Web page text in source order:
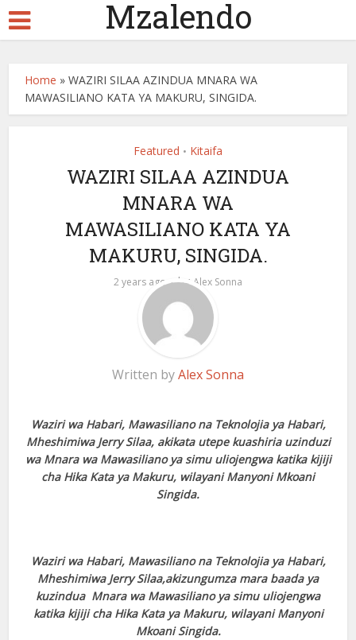
Mzalendo
Home »WAZIRI SILAA AZINDUA MNARA WA
MAWASILIANO KATA YA MAKURU, SINGIDA.
Featured • Kitaifa
WAZIRI SILAA AZINDUA
MNARA WA
MAWASILIANO KATA YA
MAKURU, SINGIDA.
2 years ago by Alex Sonna
Written byAlex Sonna
Waziri wa Habari, Mawasiliano na Teknolojia ya Habari,
Mheshimiwa Jerry Silaa, akikata utepe kuashiria uzinduzi
wa Mnara wa Mawasiliano ya simu uliojengwa katika kijiji
cha Hika Kata ya Makuru, wilayani Manyoni Mkoani
Singida.
Waziri wa Habari, Mawasiliano na Teknolojia ya Habari,
Mheshimiwa Jerry Silaa,akizungumza mara baada ya
kuzindua Mnara wa Mawasiliano ya simu uliojengwa
katika kijiji cha Hika Kata ya Makuru, wilayani Manyoni
Mkoani Singida.